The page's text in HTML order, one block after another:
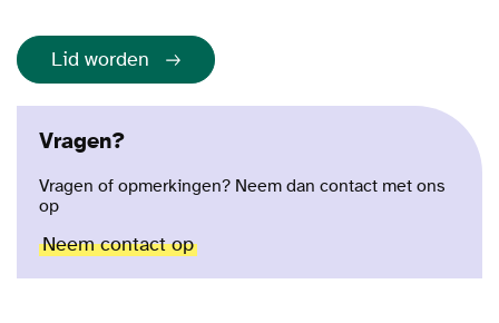
Lid worden
Vragen?
Vragen of opmerkingen? Neem dan contact met ons
op
Neem contact op